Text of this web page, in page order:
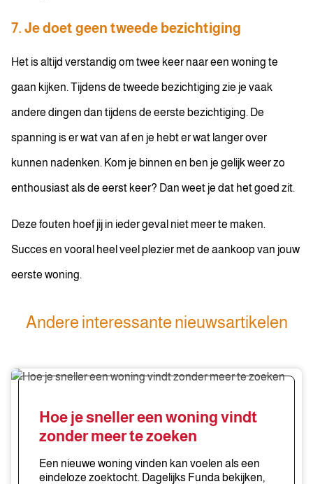
7. Je doet geen tweede bezichtiging
Het is altijd verstandig om twee keer naar een woning te
gaan kijken. Tijdens de tweede bezichtiging zie je vaak
andere dingen dan tijdens de eerste bezichtiging. De
spanning is er wat van af en je hebt er wat langer over
kunnen nadenken. Kom je binnen en ben je gelijk weer zo
enthousiast als de eerst keer? Dan weet je dat het goed zit.
Deze fouten hoef jij in ieder geval niet meer te maken.
Succes en vooral heel veel plezier met de aankoop van jouw
eerste woning.
Andere interessante nieuwsartikelen
Hoe
sneller
woning
zonder
Hoe je sneller een woning vindt
zonder meer te zoeken
Een nieuwe woning vinden kan voelen als een
eindeloze zoektocht. Dagelijks Funda bekijken,